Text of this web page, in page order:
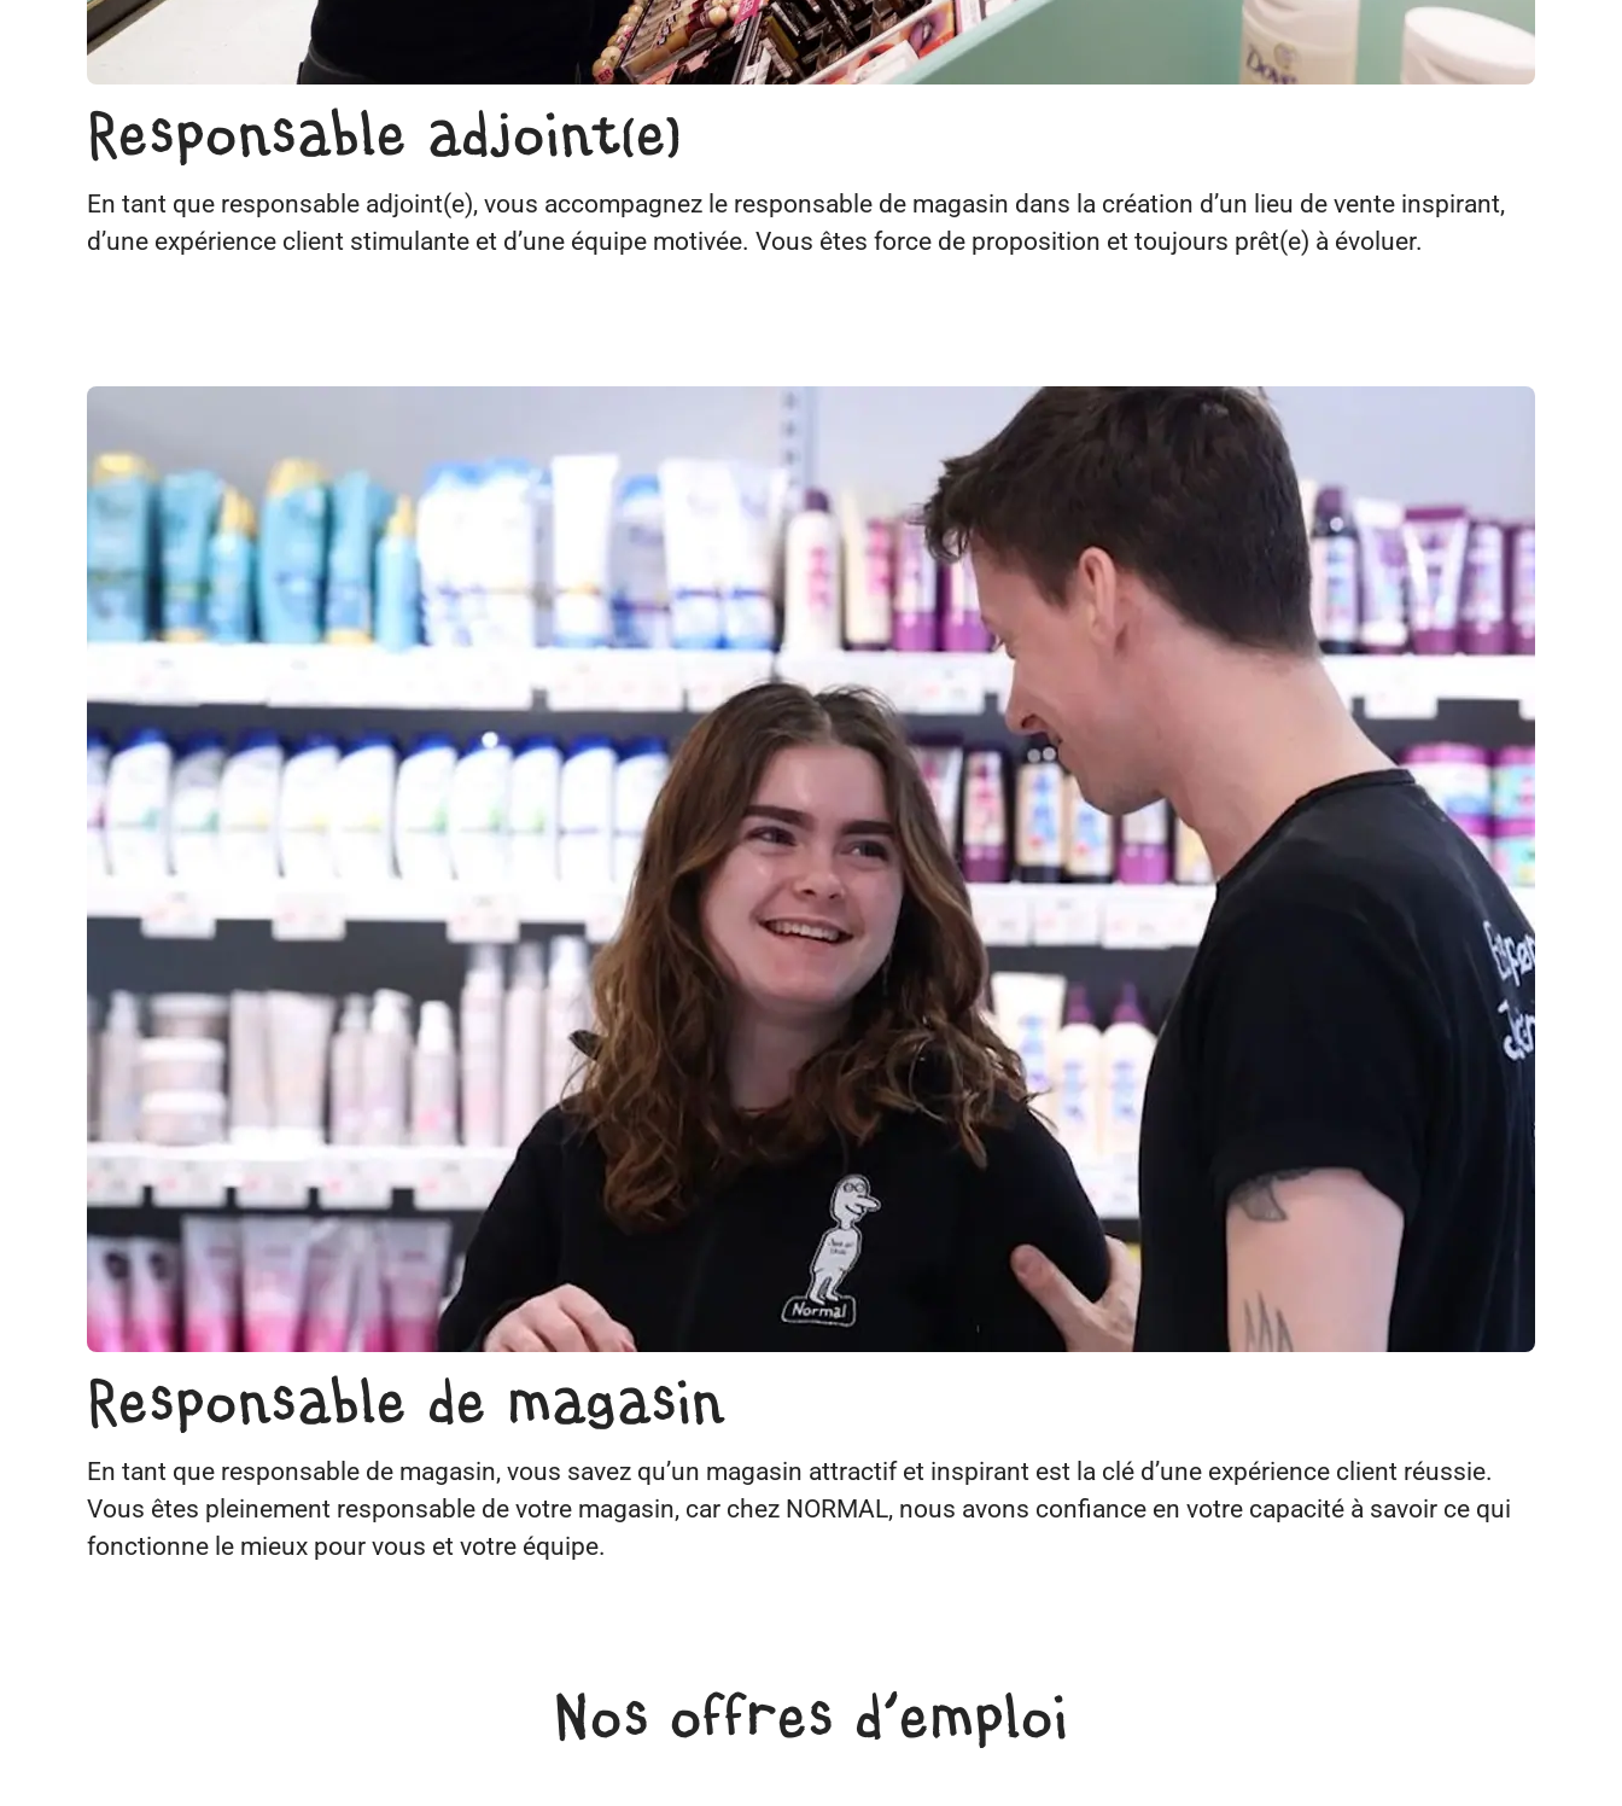
Responsable adjoint(e)
En tant que responsable adjoint(e), vous accompagnez le responsable de magasin dans la création d’un lieu de vente inspirant,
d’une expérience client stimulante et d’une équipe motivée. Vous êtes force de proposition et toujours prêt(e) à évoluer.
Responsable de magasin
En tant que responsable de magasin, vous savez qu’un magasin attractif et inspirant est la clé d’une expérience client réussie.
Vous êtes pleinement responsable de votre magasin, car chez NORMAL, nous avons confiance en votre capacité à savoir ce qui
fonctionne le mieux pour vous et votre équipe.
Nos offres d’emploi